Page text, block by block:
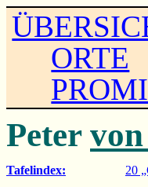
ORTE
Peter
Tafelindex: 20